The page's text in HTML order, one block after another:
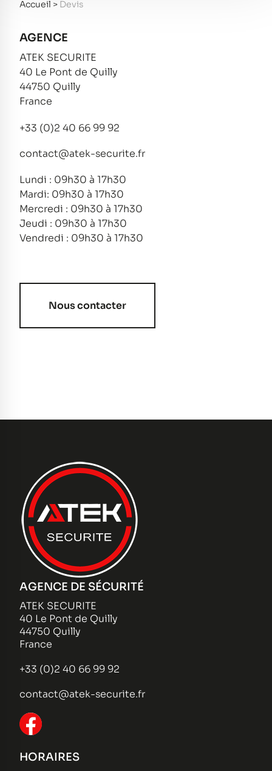
Accueil > Devis
AGENCE
ATEK SECURITE
40 Le Pont de Quilly
44750 Quilly
France
+33 (0)2 40 66 99 92
contact@atek-securite.fr
Lundi : 09h30 à 17h30
Mardi: 09h30 à 17h30
Mercredi : 09h30 à 17h30
Jeudi : 09h30 à 17h30
Vendredi : 09h30 à 17h30
Nous contacter
AGENCE DE SÉCURITÉ
ATEK SECURITE
40 Le Pont de Quilly
44750 Quilly
France
+33 (0)2 40 66 99 92
contact@atek-securite.fr
HORAIRES